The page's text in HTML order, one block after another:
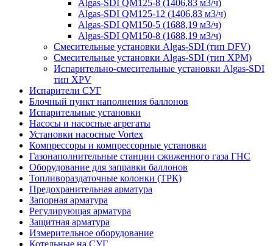
Algas-SDI QM125-8 (1406,83 м3/ч)
Algas-SDI QM125-12 (1406,83 м3/ч)
Algas-SDI QM150-5 (1688,19 м3/ч)
Algas-SDI QM150-8 (1688,19 м3/ч)
Смесительные установки Algas-SDI (тип DFV)
Смесительные установки Algas-SDI (тип XPM)
Испарительно-смесительные установки Algas-SDI
тип XPV
Испарители СУГ
Блочный пункт наполнения баллонов
Испарительные установки
Насосы и насосные агрегаты
Установки насосные Vortex
Компрессоры и компрессорные установки
Газонаполнительные станции сжиженного газа ГНС
Оборудование для заправки баллонов
Топливораздаточные колонки (ТРК)
Предохранительная арматура
Запорная арматура
Регулирующая арматура
Защитная арматура
Измерительное оборудование
Котельные на СУГ